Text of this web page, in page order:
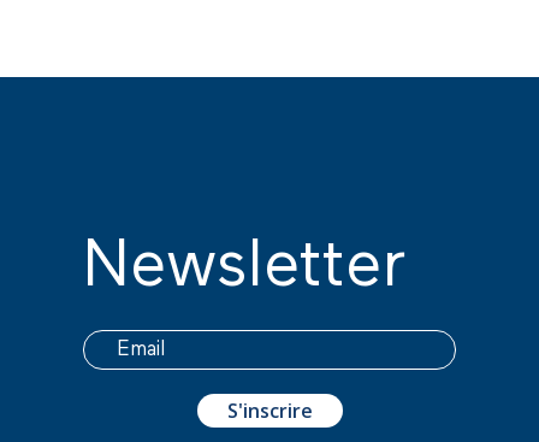
Newsletter